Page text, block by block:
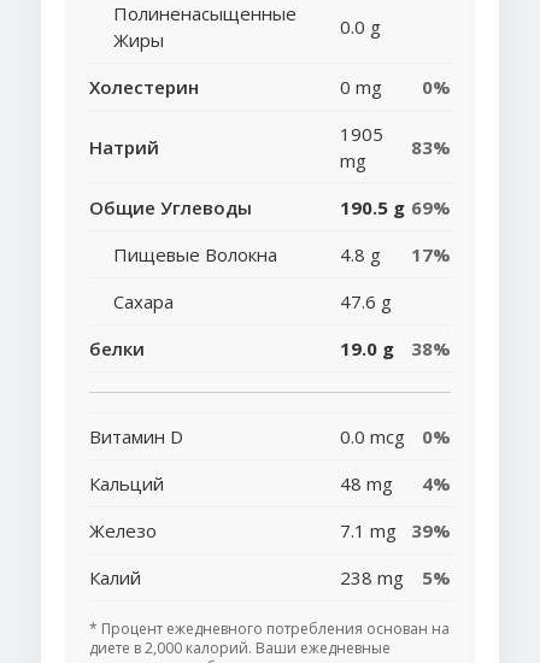
Полиненасыщенные
Жиры
0.0 g
Холестерин 0 mg 0%
Натрий
1905
mg
83%
Общие Углеводы 190.5 g 69%
Пищевые Волокна
4.8 g
17%
Сахара
47.6 g
белки
19.0 g 38%
Витамин D 0.0 mcg
0%
Кальций
48 mg
4%
Железо
7.1 mg
39%
Калий
238 mg 5%
* Процент ежедневного потребления основан на
диете в 2,000 калорий. Ваши ежедневные